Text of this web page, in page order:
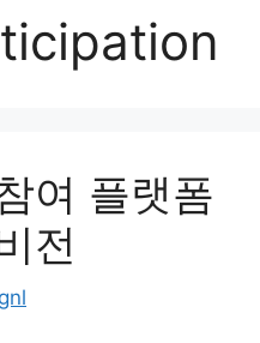
여 플랫폼
전